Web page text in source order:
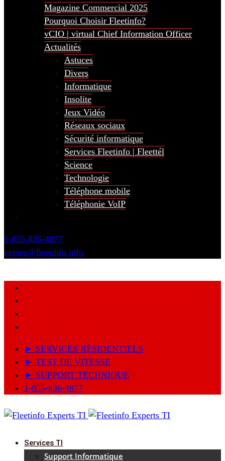
Magazine Commercial 2025
Pourquoi Choisir Fleetinfo?
vCIO | virtual Chief Information Officer
Actualités
Astuces
Divers
Informatique
Insolite
Jeux Vidéo
Réseaux sociaux
Sécurité informatique
Services Fleetinfo | Fleettél
Science
Technologie
Téléphone mobile
Téléphonie VoIP
1-855-836-4877
ventes@fleetinfo.info
► SERVICES RÉSIDENTIELS
► TEST DE VITESSE
► SUPPORT TECHNIQUE
1-855-836-4877
Services TI
Support Informatique